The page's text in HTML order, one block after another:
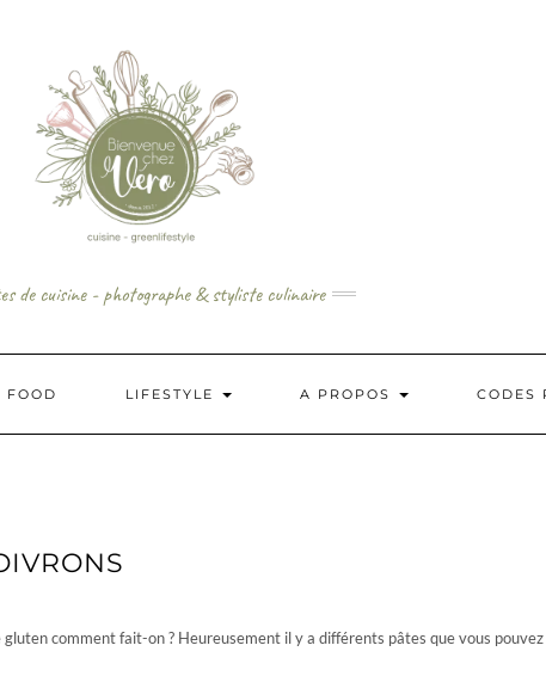
de cuisine - photographe & styliste culinaire
FOOD LIFESTYLE A PROPOS CODES
comment fait-on ? Heureusement il y a différents pâtes que vous